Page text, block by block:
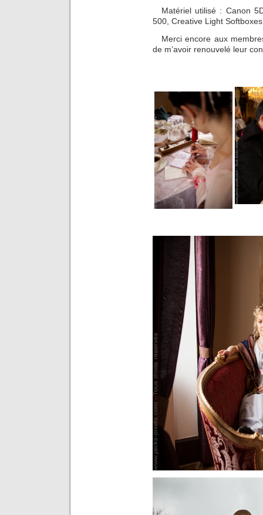
Matériel utilisé : Canon
500, Creative Light
Merci encore aux
de m’avoir renouvelé leur